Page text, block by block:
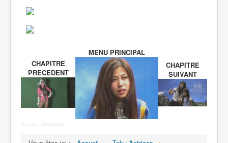
CHAPITRE
PRECEDENT
MENU PRINCIPAL
CHAPITRE
SUIVANT
More Joomla Extensions